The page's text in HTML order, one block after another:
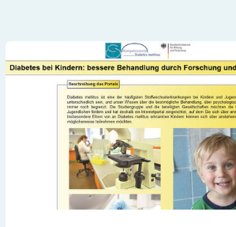
Onlineportal für